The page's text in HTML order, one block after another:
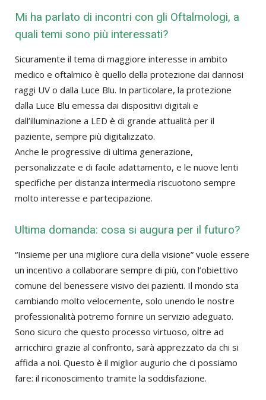
Mi ha parlato di incontri con gli Oftalmologi, a
quali temi sono più interessati?
Sicuramente il tema di maggiore interesse in ambito
medico e oftalmico è quello della protezione dai dannosi
raggi UV o dalla Luce Blu. In particolare, la protezione
dalla Luce Blu emessa dai dispositivi digitali e
dall’illuminazione a LED è di grande attualità per il
paziente, sempre più digitalizzato.
Anche le progressive di ultima generazione,
personalizzate e di facile adattamento, e le nuove lenti
specifiche per distanza intermedia riscuotono sempre
molto interesse e partecipazione.
Ultima domanda: cosa si augura per il futuro?
“Insieme per una migliore cura della visione” vuole essere
un incentivo a collaborare sempre di più, con l’obiettivo
comune del benessere visivo dei pazienti. Il mondo sta
cambiando molto velocemente, solo unendo le nostre
professionalità potremo fornire un servizio adeguato.
Sono sicuro che questo processo virtuoso, oltre ad
arricchirci grazie al confronto, sarà apprezzato da chi si
affida a noi. Questo è il miglior augurio che ci possiamo
fare: il riconoscimento tramite la soddisfazione.